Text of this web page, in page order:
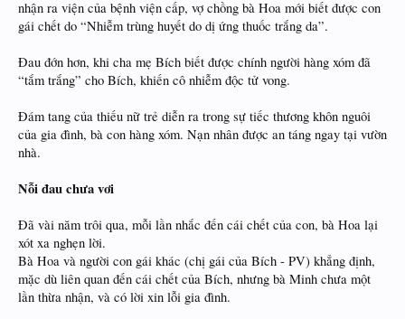
nhận ra viện của bệnh viện cấp, vợ chồng bà Hoa mới biết được con
gái chết do “Nhiễm trùng huyết do dị ứng thuốc trắng da”.
Đau đớn hơn, khi cha mẹ Bích biết được chính người hàng xóm đã
“tắm trắng” cho Bích, khiến cô nhiễm độc tử vong.
Đám tang của thiếu nữ trẻ diễn ra trong sự tiếc thương khôn nguôi
của gia đình, bà con hàng xóm. Nạn nhân được an táng ngay tại vườn
nhà.
Nỗi đau chưa vơi
Đã vài năm trôi qua, mỗi lần nhắc đến cái chết của con, bà Hoa lại
xót xa nghẹn lời.
Bà Hoa và người con gái khác (chị gái của Bích - PV) khẳng định,
mặc dù liên quan đến cái chết của Bích, nhưng bà Minh chưa một
lần thừa nhận, và có lời xin lỗi gia đình.